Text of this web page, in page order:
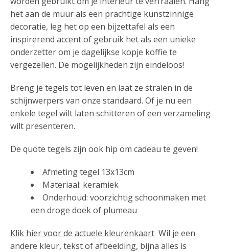
het aan de muur als een prachtige kunstzinnige
decoratie, leg het op een bijzettafel als een
inspirerend accent of gebruik het als een unieke
onderzetter om je dagelijkse kopje koffie te
vergezellen. De mogelijkheden zijn eindeloos!
Breng je tegels tot leven en laat ze stralen in de
schijnwerpers van onze standaard. Of je nu een
enkele tegel wilt laten schitteren of een verzameling
wilt presenteren.
De quote tegels zijn ook hip om cadeau te geven!
Afmeting tegel 13x13cm
Materiaal: keramiek
Onderhoud: voorzichtig schoonmaken met
een droge doek of plumeau
Klik hier voor de actuele kleurenkaart Wil je een
andere kleur, tekst of afbeelding, bijna alles is